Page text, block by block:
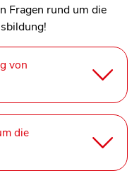
Fragen rund um die
von
die